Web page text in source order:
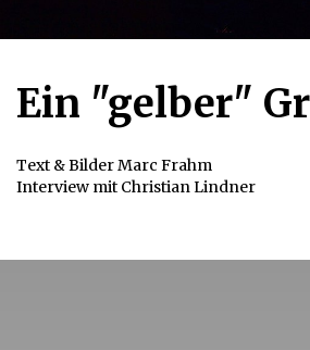
Ein "gelber"
Text & Bilder Marc Frahm
Interview mit Christian Lindner